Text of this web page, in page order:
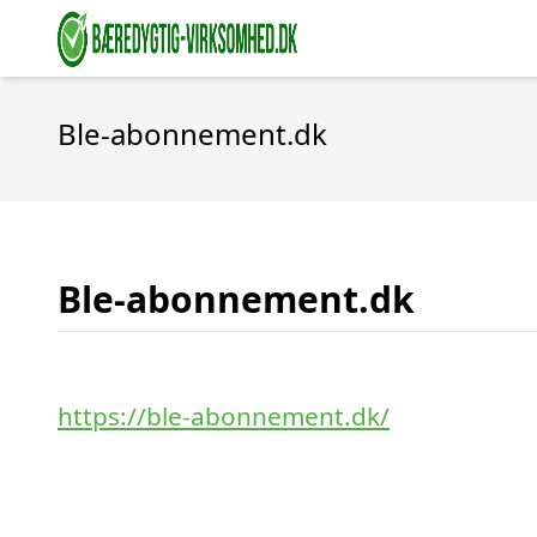
Ble-abonnement.dk
Ble-abonnement.dk
https://ble-abonnement.dk/